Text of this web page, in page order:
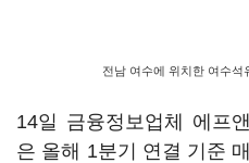
전남 여수에 위치한 여수석
14일 금융정보업체 에프
은 올해 1분기 연결 기준